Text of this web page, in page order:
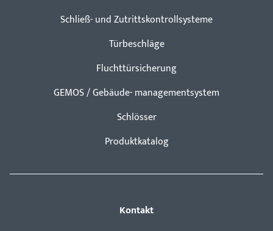
Schließ- und Zutrittskontrollsysteme
Türbeschläge
Fluchttürsicherung
GEMOS / Gebäude- managementsystem
Schlösser
Produktkatalog
Kontakt